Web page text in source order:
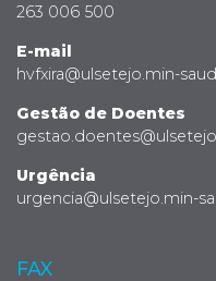
263 006 500
E-mail
hvfxira@ulsetejo.min-
Gestão de Doentes
Urgência
urgencia@ulsetejo.min-
FAX